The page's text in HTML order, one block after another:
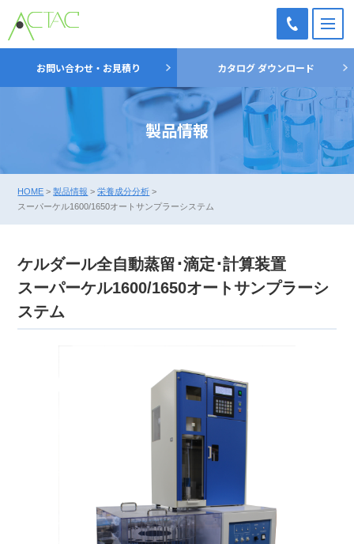
TEL：
03-
5698-
7051
お問い合わせ・お見積り カタログ ダウンロード
製品情報
HOME >製品情報 >栄養成分分析 >
スーパーケル1600/1650オートサンプラーシステム
ケルダール全⾃動蒸留･滴定･計算装置
スーパーケル1600/1650オートサンプラーシ
ステム